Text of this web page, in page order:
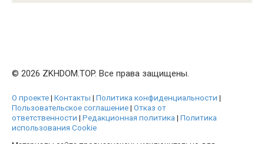
© 2026 ZKHDOM.TOP. Все права защищены.
О проекте| Контакты | Политика конфиденциальности |
Пользовательское соглашение| Отказ от
ответственности | Редакционная политика | Политика
использования Cookie